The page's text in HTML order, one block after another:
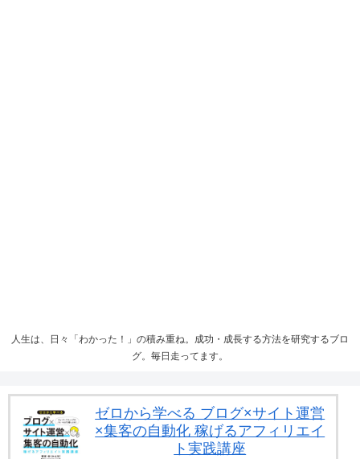
人生は、日々「わかった！」の積み重ね。成功・成長する方法を研究するブロ
グ。毎日走ってます。
ゼロから学べる ブログ×サイト運営
×集客の自動化 稼げるアフィリエイ
ト実践講座